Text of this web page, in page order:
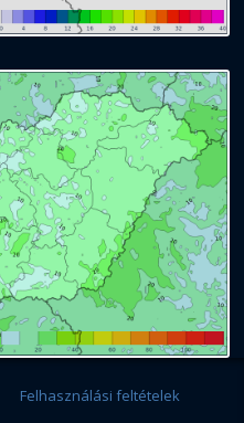
Felhasználási feltételek